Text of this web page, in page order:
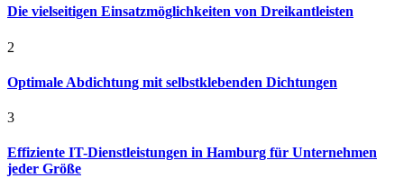
Die vielseitigen Einsatzmöglichkeiten von Dreikantleisten
2
Optimale Abdichtung mit selbstklebenden Dichtungen
3
Effiziente IT-Dienstleistungen in Hamburg für Unternehmen
jeder Größe